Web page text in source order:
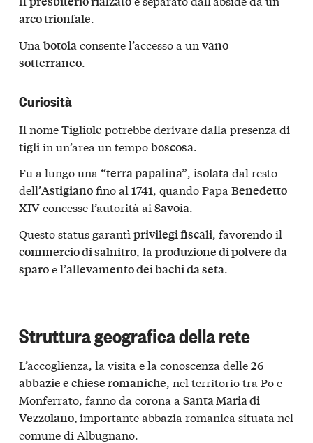
arco trionfale.
Una botolaconsente l’accesso a un vano
sotterraneo.
Curiosità
Il nomeTigliole potrebbe derivare dalla presenza di
tigliin un’area un tempoboscosa.
Fu a lungo una “terra papalina”, isolatadal resto
dell’Astigianofino al 1741, quando Papa Benedetto
XIVconcesse l’autorità ai Savoia.
Questo status garantì privilegi fiscali, favorendo il
commercio di salnitro, la produzione di polvere da
sparoe l’allevamento dei bachi da seta.
Struttura geografica della rete
L’accoglienza, la visita e la conoscenza delle26
abbazie e chiese romaniche, nel territorio tra Po e
Monferrato, fanno da corona a Santa Maria di
Vezzolano,importante abbazia romanica situata nel
comune di Albugnano.